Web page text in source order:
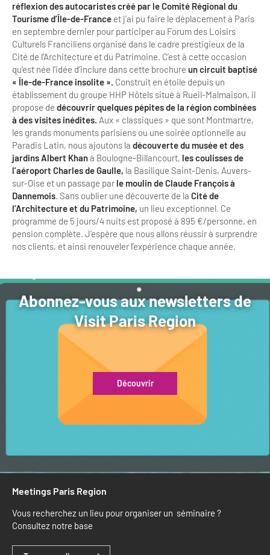
réflexion des autocaristes créé par le Comité Régional du
Tourisme d’Île-de-France et j’ai pu faire le déplacement à Paris
en septembre dernier pour participer au Forum des Loisirs
Culturels Franciliens organisé dans le cadre prestigieux de la
Cité de l’Architecture et du Patrimoine. C’est à cette occasion
qu’est née l’idée d’inclure dans cette brochure un circuit baptisé
« Île-de-France insolite ». Construit en étoile depuis un
établissement du groupe HHP Hôtels situé à Rueil-Malmaison, il
propose de découvrir quelques pépites de la région combinées
à des visites inédites. Aux « classiques » que sont Montmartre,
les grands monuments parisiens ou une soirée optionnelle au
Paradis Latin, nous ajoutons la découverte du musée et des
jardins Albert Khanà Boulogne-Billancourt, les coulisses de
l’aéroport Charles de Gaulle, la Basilique Saint-Denis, Auvers-
sur-Oise et un passage par le moulin de Claude François à
Dannemois. Sans oublier une découverte de la Cité de
l’Architecture et du Patrimoine, un lieu exceptionnel. Ce
programme de 5 jours/4 nuits est proposé à 895 €/personne, en
pension complète. J’espère que nous allons réussir à surprendre
nos clients, et ainsi renouveler l’expérience chaque année.
Abonnez-vous aux newsletters de
Visit Paris Region
Découvrir
Meetings Paris Region
Vous recherchez un lieu pour organiser un séminaire ?
Consultez notre base